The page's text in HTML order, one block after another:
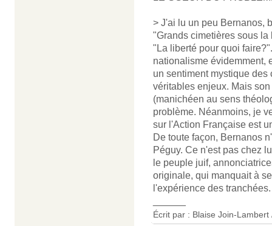
> J'ai lu un peu Bernanos,
"Grands cimetières sous
"La liberté pour quoi
nationalisme évidemment,
un sentiment mystique
véritables enjeux. Mais
(manichéen au sens
problème. Néanmoins, je
sur l'Action Française est
De toute façon, Bernanos
Péguy. Ce n'est pas chez
le peuple juif,
originale, qui manquait à
l'expérience des tranchées.
Écrit par : Blaise Join-Lambert